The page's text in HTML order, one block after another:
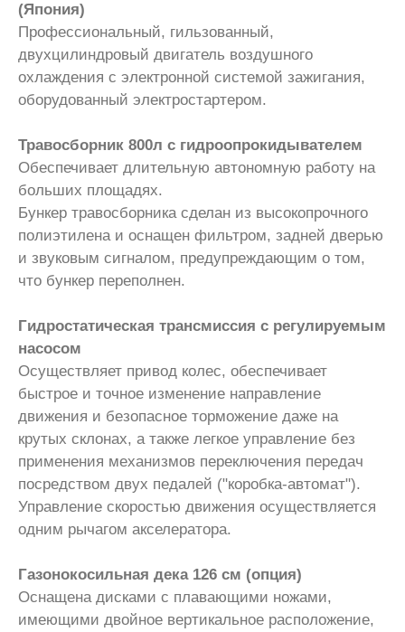
(Япония)
Профессиональный, гильзованный,
двухцилиндровый двигатель воздушного
охлаждения с электронной системой зажигания,
оборудованный электростартером.
Травосборник 800л с гидроопрокидывателем
Обеспечивает длительную автономную работу на
больших площадях.
Бункер травосборника сделан из высокопрочного
полиэтилена и оснащен фильтром, задней дверью
и звуковым сигналом, предупреждающим о том,
что бункер переполнен.
Гидростатическая трансмиссия с регулируемым
насосом
Осуществляет привод колес, обеспечивает
быстрое и точное изменение направление
движения и безопасное торможение даже на
крутых склонах, а также легкое управление без
применения механизмов переключения передач
посредством двух педалей ("коробка-автомат").
Управление скоростью движения осуществляется
одним рычагом акселератора.
Газонокосильная дека 126 см (опция)
Оснащена дисками с плавающими ножами,
имеющими двойное вертикальное расположение,